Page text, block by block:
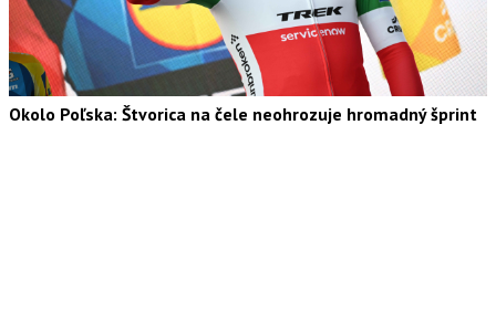
Okolo Poľska: Štvorica na čele neohrozuje hromadný šprint